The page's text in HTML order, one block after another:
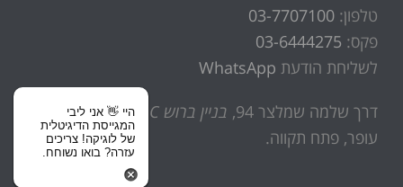
טלפון:03-7707100
פקס: 03-6444275
לשליחת הודעת WhatsApp
דרך שלמה שמלצר 94, בניין ברוש C, קומה 4
, פארק
עופר, פתח תקווה.
היי 👋 אני ליבי
המגייסת הדיגיטלית
של לוגיקה! צריכים
עזרה? בואו נשוחח.